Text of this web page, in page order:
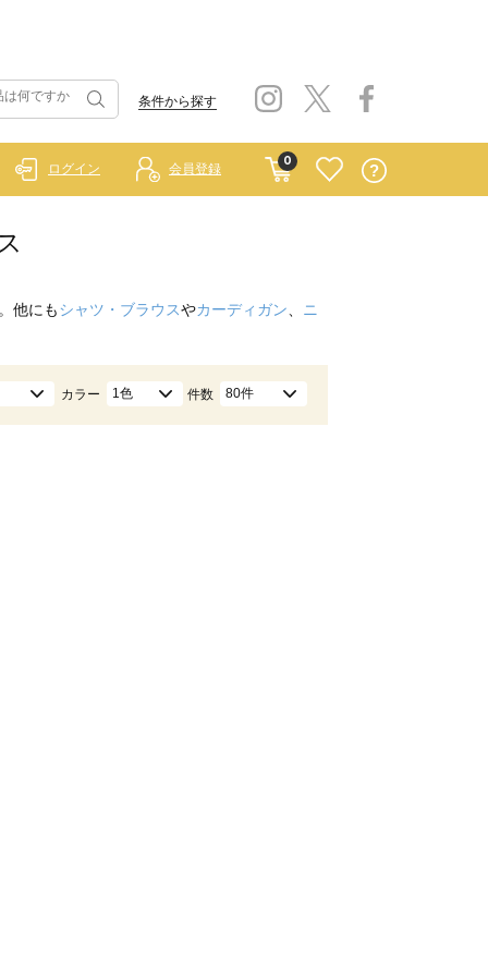
条件から探す
0
ログイン 会員登録
他にもシャツ・ブラウスやカーディガン
ニ
カラー 1色 件数 80件